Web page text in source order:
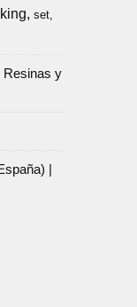
set
Resinas y
|